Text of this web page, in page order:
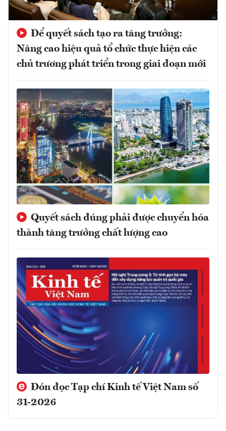
Để quyết sách tạo ra tăng trưởng:
Nâng cao hiệu quả tổ chức thực hiện các
chủ trương phát triển trong giai đoạn mới
Quyết sách đúng phải được chuyển hóa
thành tăng trưởng chất lượng cao
Đón đọc Tạp chí Kinh tế Việt Nam số
31-2026